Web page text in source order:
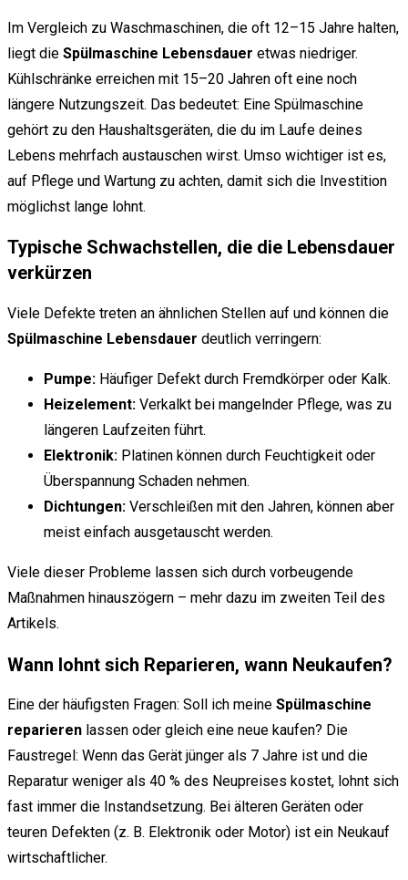
Im Vergleich zu Waschmaschinen, die oft 12–15 Jahre halten,
liegt die Spülmaschine Lebensdauer etwas niedriger.
Kühlschränke erreichen mit 15–20 Jahren oft eine noch
längere Nutzungszeit. Das bedeutet: Eine Spülmaschine
gehört zu den Haushaltsgeräten, die du im Laufe deines
Lebens mehrfach austauschen wirst. Umso wichtiger ist es,
auf Pflege und Wartung zu achten, damit sich die Investition
möglichst lange lohnt.
Typische Schwachstellen, die die Lebensdauer
verkürzen
Viele Defekte treten an ähnlichen Stellen auf und können die
Spülmaschine Lebensdauer deutlich verringern:
Pumpe: Häufiger Defekt durch Fremdkörper oder Kalk.
Heizelement: Verkalkt bei mangelnder Pflege, was zu
längeren Laufzeiten führt.
Elektronik: Platinen können durch Feuchtigkeit oder
Überspannung Schaden nehmen.
Dichtungen: Verschleißen mit den Jahren, können aber
meist einfach ausgetauscht werden.
Viele dieser Probleme lassen sich durch vorbeugende
Maßnahmen hinauszögern – mehr dazu im zweiten Teil des
Artikels.
Wann lohnt sich Reparieren, wann Neukaufen?
Eine der häufigsten Fragen: Soll ich meine Spülmaschine
reparieren lassen oder gleich eine neue kaufen? Die
Faustregel: Wenn das Gerät jünger als 7 Jahre ist und die
Reparatur weniger als 40 % des Neupreises kostet, lohnt sich
fast immer die Instandsetzung. Bei älteren Geräten oder
teuren Defekten (z. B. Elektronik oder Motor) ist ein Neukauf
wirtschaftlicher.